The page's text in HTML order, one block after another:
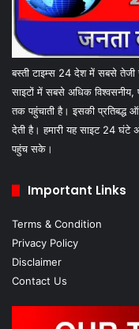
बस्ती टाइम्स 24 देश में सबसे तेजी
साइटों में सबसे अधिक विश्वसनीय,
तक पहुंचाती है। इसकी प्रतिबद्ध
देती है। हमारी यह साइट 24 घंटे
पहुंच सके।
Important Links
Terms & Condition
Privacy Policy
Disclaimer
Contact Us